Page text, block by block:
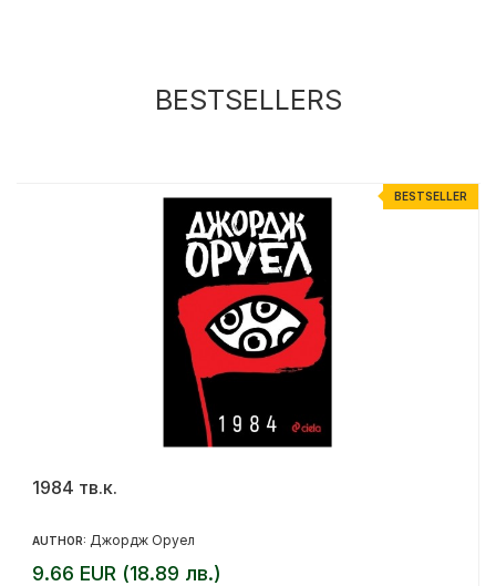
BESTSELLERS
BESTSELLER
1984 тв.к.
AUTHOR: Джордж Оруел
9.66 EUR (18.89 лв.)